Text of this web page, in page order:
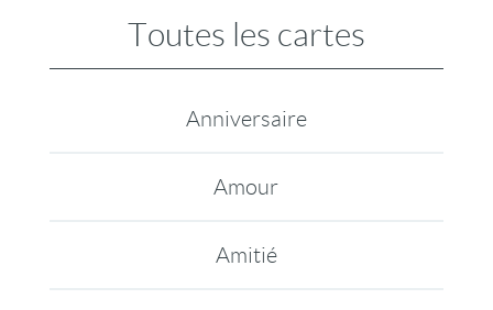
Toutes les cartes
Anniversaire
Amour
Amitié